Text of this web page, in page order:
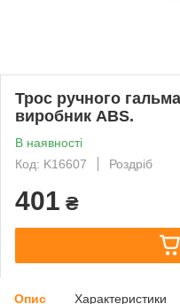
Трос ручного
виробник ABS.
В наявності
Код: K16607
Роздріб
401 ₴
Опис Характеристики